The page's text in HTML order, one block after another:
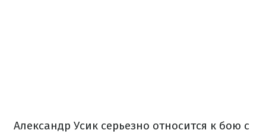
Александр Усик серьезно относится к бою с